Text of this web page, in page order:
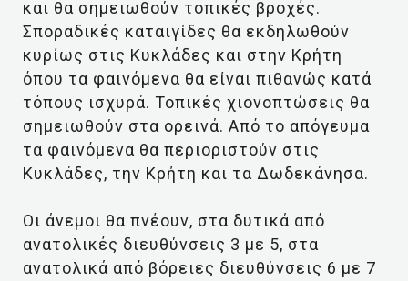
και θα σημειωθούν τοπικές βροχές.
Σποραδικές καταιγίδες θα εκδηλωθούν
κυρίως στις Κυκλάδες και στην Κρήτη
όπου τα φαινόμενα θα είναι πιθανώς κατά
τόπους ισχυρά. Τοπικές χιονοπτώσεις θα
σημειωθούν στα ορεινά. Από το απόγευμα
τα φαινόμενα θα περιοριστούν στις
Κυκλάδες, την Κρήτη και τα Δωδεκάνησα.
Οι άνεμοι θα πνέουν, στα δυτικά από
ανατολικές διευθύνσεις 3 με 5, στα
ανατολικά από βόρειες διευθύνσεις 6 με 7